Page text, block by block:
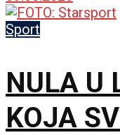
Sport
NULA U
KOJA